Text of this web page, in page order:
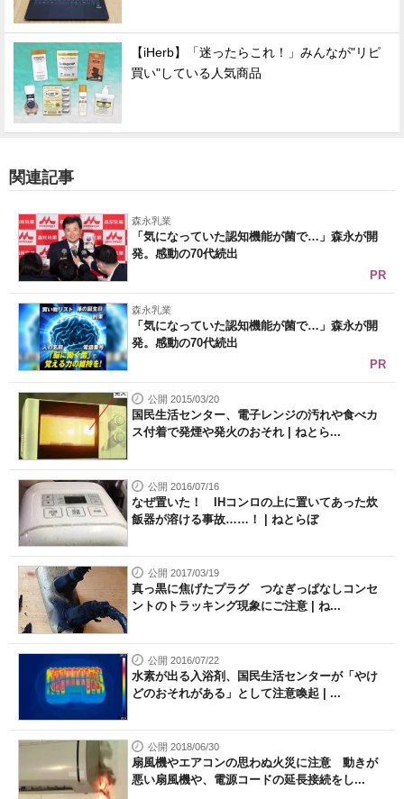
【iHerb】「迷ったらこれ！」みんなが"リピ
買い"している人気商品
関連記事
森永乳業
「気になっていた認知機能が菌で…」森永が開
発。感動の70代続出
PR
森永乳業
「気になっていた認知機能が菌で…」森永が開
発。感動の70代続出
PR
公開 2015/03/20
国民生活センター、電子レンジの汚れや食べカ
ス付着で発煙や発火のおそれ | ねとら...
公開 2016/07/16
なぜ置いた！ IHコンロの上に置いてあった炊
飯器が溶ける事故……！ | ねとらぼ
公開 2017/03/19
真っ黒に焦げたプラグ つなぎっぱなしコンセ
ントのトラッキング現象にご注意 | ね...
公開 2016/07/22
水素が出る入浴剤、国民生活センターが「やけ
どのおそれがある」として注意喚起 | ...
公開 2018/06/30
扇風機やエアコンの思わぬ火災に注意 動きが
悪い扇風機や、電源コードの延長接続をし...